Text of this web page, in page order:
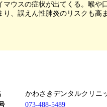
マウスの症状が出てくる。喉や
り、誤えん性肺炎のリスクも高
かわさきデンタルクリニ
073-488-5489